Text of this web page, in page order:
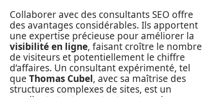
Collaborer avec des consultants SEO offre
des avantages considérables. Ils apportent
une expertise précieuse pour améliorer la
visibilité en ligne, faisant croître le nombre
de visiteurs et potentiellement le chiffre
d’affaires. Un consultant expérimenté, tel
que Thomas Cubel, avec sa maîtrise des
structures complexes de sites, est un